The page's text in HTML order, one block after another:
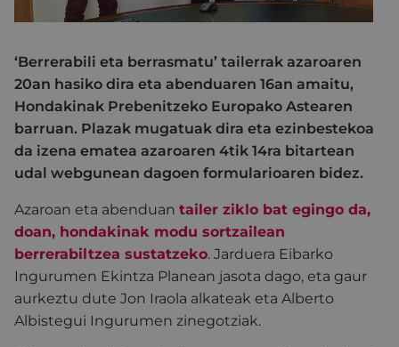
‘Berrerabili eta berrasmatu’ tailerrak azaroaren
20an hasiko dira eta abenduaren 16an amaitu,
Hondakinak Prebenitzeko Europako Astearen
barruan. Plazak mugatuak dira eta ezinbestekoa
da izena ematea azaroaren 4tik 14ra bitartean
udal webgunean dagoen formularioaren bidez.
Azaroan eta abenduan tailer ziklo bat egingo da,
doan, hondakinak modu sortzailean
berrerabiltzea sustatzeko. Jarduera Eibarko
Ingurumen Ekintza Planean jasota dago, eta gaur
aurkeztu dute Jon Iraola alkateak eta Alberto
Albistegui Ingurumen zinegotziak.